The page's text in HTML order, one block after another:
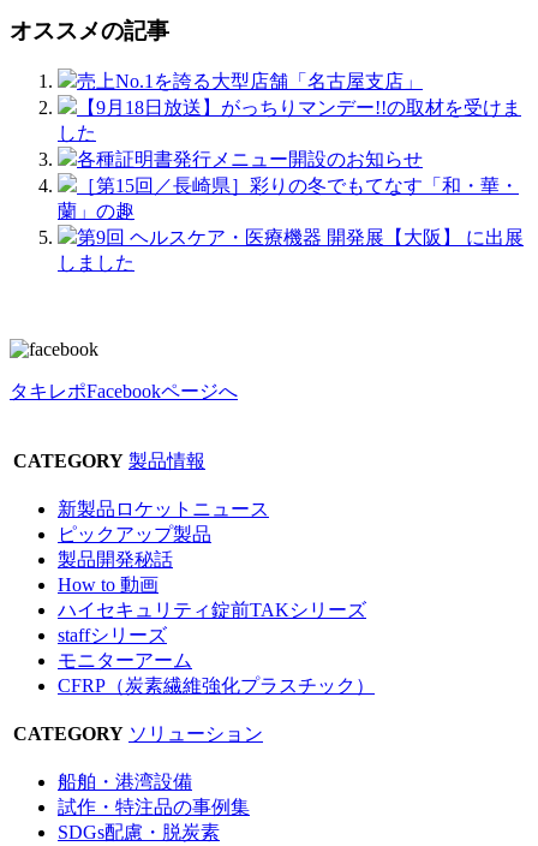
オススメの記事
売上No.1を誇る大型店舗「名古屋支店」
【9月18日放送】がっちりマンデー!!の取材を受けま
した
各種証明書発行メニュー開設のお知らせ
［第15回／長崎県］彩りの冬でもてなす「和・華・
蘭」の趣
第9回 ヘルスケア・医療機器 開発展【大阪】 に出展
しました
タキレポFacebookページへ
CATEGORY 製品情報
新製品ロケットニュース
ピックアップ製品
製品開発秘話
How to 動画
ハイセキュリティ錠前TAKシリーズ
staffシリーズ
モニターアーム
CFRP（炭素繊維強化プラスチック）
CATEGORY ソリューション
船舶・港湾設備
試作・特注品の事例集
SDGs配慮・脱炭素